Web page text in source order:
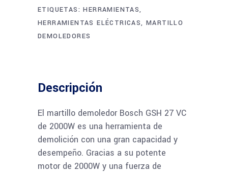
ETIQUETAS:HERRAMIENTAS,
HERRAMIENTAS ELÉCTRICAS,MARTILLO
DEMOLEDORES
Descripción
El martillo demoledor Bosch GSH 27 VC
de 2000W es una herramienta de
demolición con una gran capacidad y
desempeño. Gracias a su potente
motor de 2000W y una fuerza de